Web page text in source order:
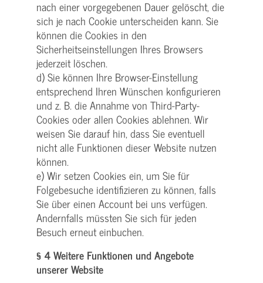
nach einer vorgegebenen Dauer gelöscht, die
sich je nach Cookie unterscheiden kann. Sie
können die Cookies in den
Sicherheitseinstellungen Ihres Browsers
jederzeit löschen.
d) Sie können Ihre Browser-Einstellung
entsprechend Ihren Wünschen konfigurieren
und z. B. die Annahme von Third-Party-
Cookies oder allen Cookies ablehnen. Wir
weisen Sie darauf hin, dass Sie eventuell
nicht alle Funktionen dieser Website nutzen
können.
e) Wir setzen Cookies ein, um Sie für
Folgebesuche identifizieren zu können, falls
Sie über einen Account bei uns verfügen.
Andernfalls müssten Sie sich für jeden
Besuch erneut einbuchen.
§ 4 Weitere Funktionen und Angebote
unserer Website